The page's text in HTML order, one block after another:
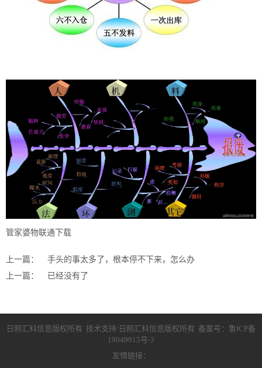
管家婆物联通下载
上一篇：
手头的事太多了，根本停不下来，怎么办
上一篇：
已经没有了
日照汇科信息版权所有 技术支持:日照汇科信息版权所有 备案号： 鲁ICP备
19049915号-3
友情链接：